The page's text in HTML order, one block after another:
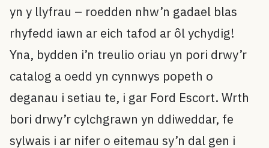
yn y llyfrau – roedden nhw’n gadael blas
rhyfedd iawn ar eich tafod ar ôl ychydig!
Yna, bydden i’n treulio oriau yn pori drwy’r
catalog a oedd yn cynnwys popeth o
deganau i setiau te, i gar Ford Escort. Wrth
bori drwy’r cylchgrawn yn ddiweddar, fe
sylwais i ar nifer o eitemau sy’n dal gen i